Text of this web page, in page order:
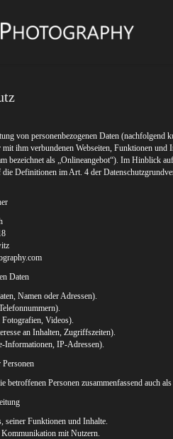
von personenbezogenen Daten (nachfolgend
ihm verbundenen Webseiten, Funktionen und
bezeichnet als „Onlineangebot“). Im Hinblick
Definitionen im Art. 4 der
Daten
Namen oder Adressen).
Fotografien, Videos).
an Inhalten, Zugriffszeiten).
Informationen, IP-Adressen).
Personen zusammenfassend auch
seiner Funktionen und Inhalte.
mit Nutzern.